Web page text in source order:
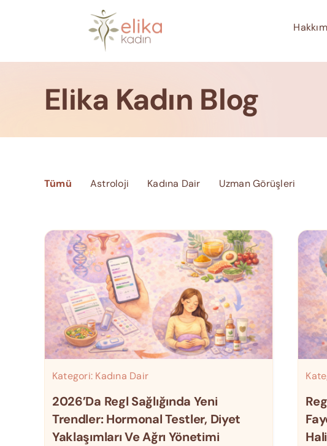
Elika Kadın Blog
Tümü Astroloji Kadına Dair Uzman Görüşleri
Kategori: Kadına Dair
2026’da Regl Sağlığında Yeni
Trendler: Hormonal Testler, Diyet
Yaklaşımları Ve Ağrı Yönetimi